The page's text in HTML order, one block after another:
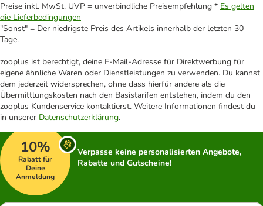
Preise inkl. MwSt. UVP = unverbindliche Preisempfehlung * Es gelten
die Lieferbedingungen
"Sonst" = Der niedrigste Preis des Artikels innerhalb der letzten 30
Tage.
zooplus ist berechtigt, deine E-Mail-Adresse für Direktwerbung für
eigene ähnliche Waren oder Dienstleistungen zu verwenden. Du kannst
dem jederzeit widersprechen, ohne dass hierfür andere als die
Übermittlungskosten nach den Basistarifen entstehen, indem du den
zooplus Kundenservice kontaktierst. Weitere Informationen findest du
in unserer Datenschutzerklärung.
10%
Rabatt für
Deine
Anmeldung
Verpasse keine personalisierten Angebote,
Rabatte und Gutscheine!